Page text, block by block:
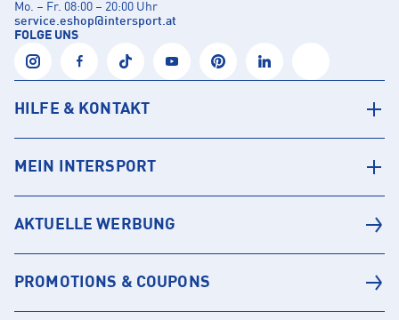
Mo. – Fr. 08:00 – 20:00 Uhr
service.eshop@intersport.at
FOLGE UNS
HILFE & KONTAKT
MEIN INTERSPORT
AKTUELLE WERBUNG
PROMOTIONS & COUPONS